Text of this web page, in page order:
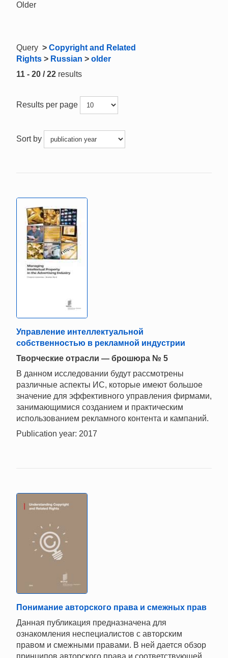
Older
Query > Copyright and Related
Rights > Russian > older
11 - 20 / 22 results
Results per page
Sort by
Управление интеллектуальной
собственностью в рекламной индустрии
Творческие отрасли — брошюра № 5
В данном исследовании будут рассмотрены
различные аспекты ИС, которые имеют большое
значение для эффективного управления фирмами,
занимающимися созданием и практическим
использованием рекламного контента и кампаний.
Publication year: 2017
Понимание авторского права и cмежных прав
Данная публикация предназначена для
ознакомления неспециалистов с авторским
правом и смежными правами. В ней дается обзор
принципов авторского права и соответствующей